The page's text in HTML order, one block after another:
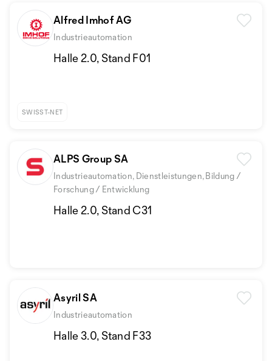
Alfred Imhof AG
Industrieautomation
Halle 2.0, Stand F01
SWISST-NET
ALPS Group SA
Industrieautomation, Dienstleistungen, Bildung /
Forschung / Entwicklung
Halle 2.0, Stand C31
Asyril SA
Industrieautomation
Halle 3.0, Stand F33